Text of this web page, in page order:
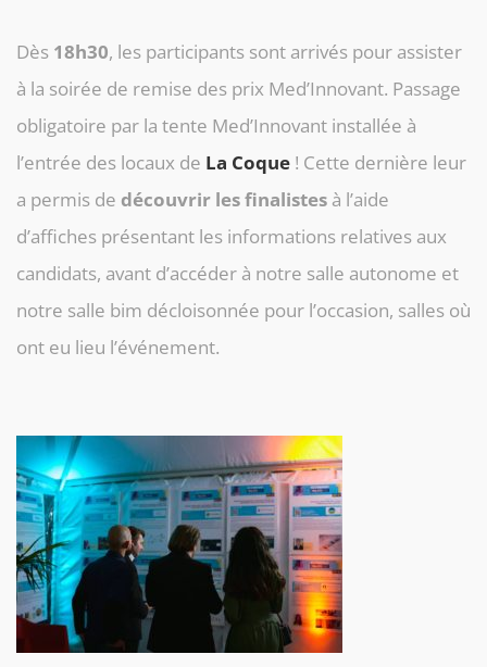
Dès 18h30, les participants sont arrivés pour assister
à la soirée de remise des prix Med’Innovant. Passage
obligatoire par la tente Med’Innovant installée à
l’entrée des locaux de La Coque ! Cette dernière leur
a permis de découvrir les finalistes à l’aide
d’affiches présentant les informations relatives aux
candidats, avant d’accéder à notre salle autonome et
notre salle bim décloisonnée pour l’occasion, salles où
ont eu lieu l’événement.